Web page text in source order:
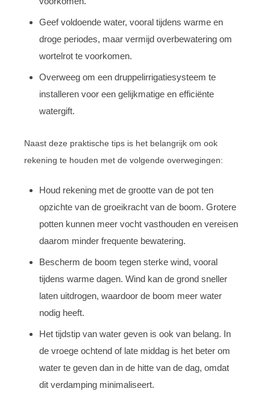
Geef voldoende water, vooral tijdens warme en
droge periodes, maar vermijd overbewatering om
wortelrot te voorkomen.
Overweeg om een druppelirrigatiesysteem te
installeren voor een gelijkmatige en efficiënte
watergift.
Naast deze praktische tips is het belangrijk om ook
rekening te houden met de volgende overwegingen:
Houd rekening met de grootte van de pot ten
opzichte van de groeikracht van de boom. Grotere
potten kunnen meer vocht vasthouden en vereisen
daarom minder frequente bewatering.
Bescherm de boom tegen sterke wind, vooral
tijdens warme dagen. Wind kan de grond sneller
laten uitdrogen, waardoor de boom meer water
nodig heeft.
Het tijdstip van water geven is ook van belang. In
de vroege ochtend of late middag is het beter om
water te geven dan in de hitte van de dag, omdat
dit verdamping minimaliseert.